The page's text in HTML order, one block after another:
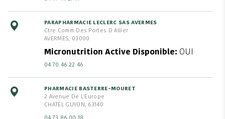
PARAPHARMACIE LECLERC SAS AVERMES
Ctre Comm Des Portes D Allier
AVERMES, 03000
Micronutrition Active Disponible OUI
04 70 46 22 46
PHARMACIE BASTERRE-MOURET
2 Avenue De L'Europe
CHATEL GUYON, 63140